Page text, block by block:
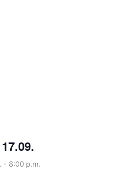
- 8:00 p.m.